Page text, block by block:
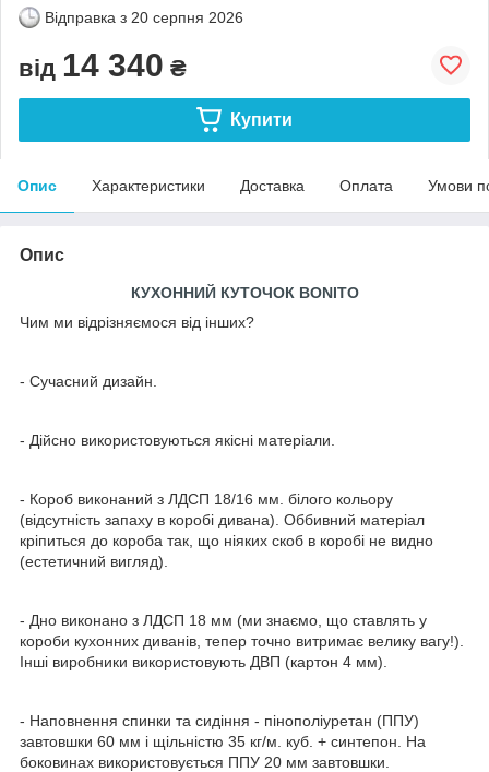
Відправка з 20 серпня 2026
від 14 340 ₴
Купити
Опис Характеристики Доставка Оплата Умови
Опис
КУХОННИЙ КУТОЧОК BONITO
Чим ми відрізняємося від інших?
- Сучасний дизайн.
- Дійсно використовуються якісні матеріали.
- Короб виконаний з ЛДСП 18/16 мм. білого кольору
(відсутність запаху в коробі дивана). Оббивний матеріал
кріпиться до короба так, що ніяких скоб в коробі не видно
(естетичний вигляд).
- Дно виконано з ЛДСП 18 мм (ми знаємо, що ставлять у
короби кухонних диванів, тепер точно витримає велику вагу!).
Інші виробники використовують ДВП (картон 4 мм).
- Наповнення спинки та сидіння - пінополіуретан (ППУ)
завтовшки 60 мм і щільністю 35 кг/м. куб. + синтепон. На
боковинах використовується ППУ 20 мм завтовшки.